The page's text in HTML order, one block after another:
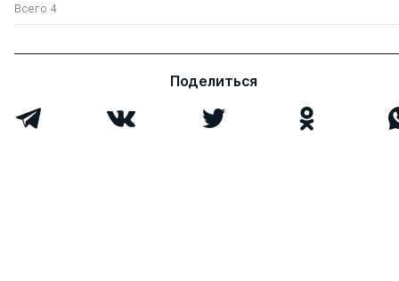
Всего 4
Поделиться